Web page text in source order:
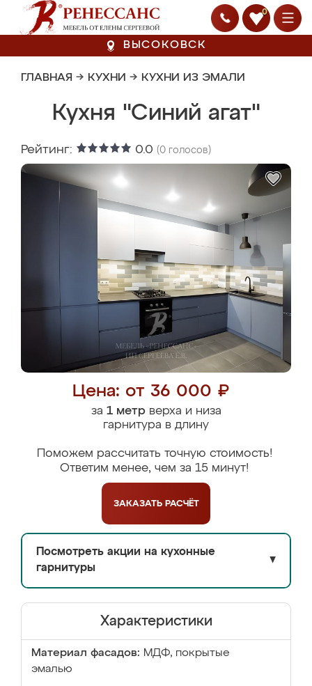
0
ВЫСОКОВСК
ГЛАВНАЯ → КУХНИ → КУХНИ ИЗ ЭМАЛИ
Кухня "Синий агат"
Рейтинг: 0.0 (0 голосов)
Цена: от 36 000 ₽
за 1 метрверха и низа
гарнитура в длину
Поможем рассчитать точную стоимость!
Ответим менее, чем за 15 минут!
ЗАКАЗАТЬ РАСЧЁТ
Посмотреть акции на кухонные
гарнитуры
▼
Характеристики
Материал фасадов: МДФ, покрытые
эмалью